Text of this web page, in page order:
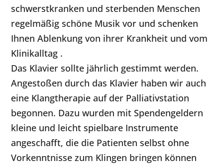
schwerstkranken und sterbenden Menschen
regelmäßig schöne Musik vor und schenken
Ihnen Ablenkung von ihrer Krankheit und vom
Klinikalltag .
Das Klavier sollte jährlich gestimmt werden.
Angestoßen durch das Klavier haben wir auch
eine Klangtherapie auf der Palliativstation
begonnen. Dazu wurden mit Spendengeldern
kleine und leicht spielbare Instrumente
angeschafft, die die Patienten selbst ohne
Vorkenntnisse zum Klingen bringen können